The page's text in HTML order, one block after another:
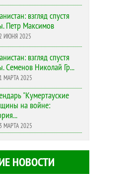
взгляд спустя
Петр Максимов
ИЮНЯ 2025
взгляд спустя
Семенов Николай Гр...
МАРТА 2025
"Кумертауские
на войне:
МАРТА 2025
НОВОСТИ